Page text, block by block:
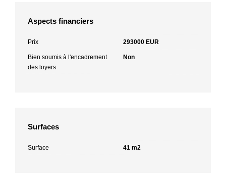
Aspects financiers
Prix 293000 EUR
Bien soumis à l'encadrement
des loyers
Non
Surfaces
Surface 41 m2